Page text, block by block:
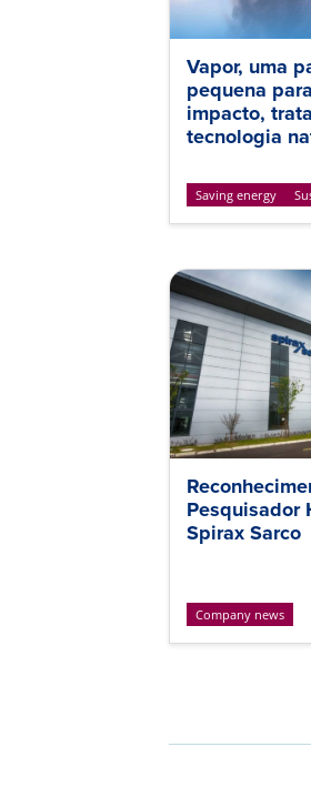
Vapor, uma
pequena
impacto,
tecnologia
Saving energy
Pesquisador
Spirax Sarco
Company news